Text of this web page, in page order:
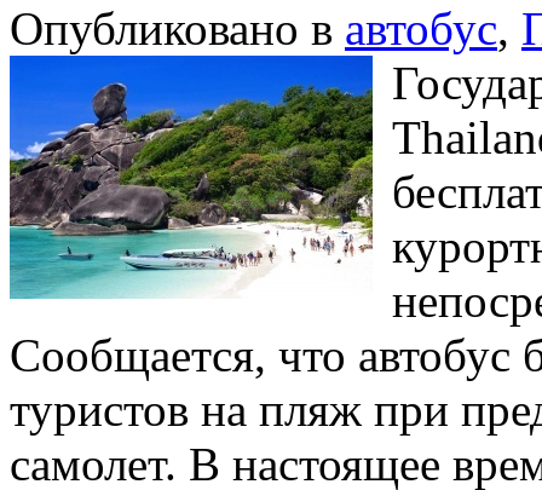
Опубликовано в автобус,
Сообщается, что автобус
туристов на пляж при
самолет. В настоящее